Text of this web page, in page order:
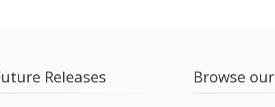
Releases Browse our